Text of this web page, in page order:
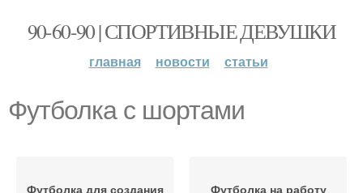
90-60-90 | СПОРТИВНЫЕ ДЕВУШКИ
главная новости статьи
Футболка с шортами
Футболка для создания Футболка на работу